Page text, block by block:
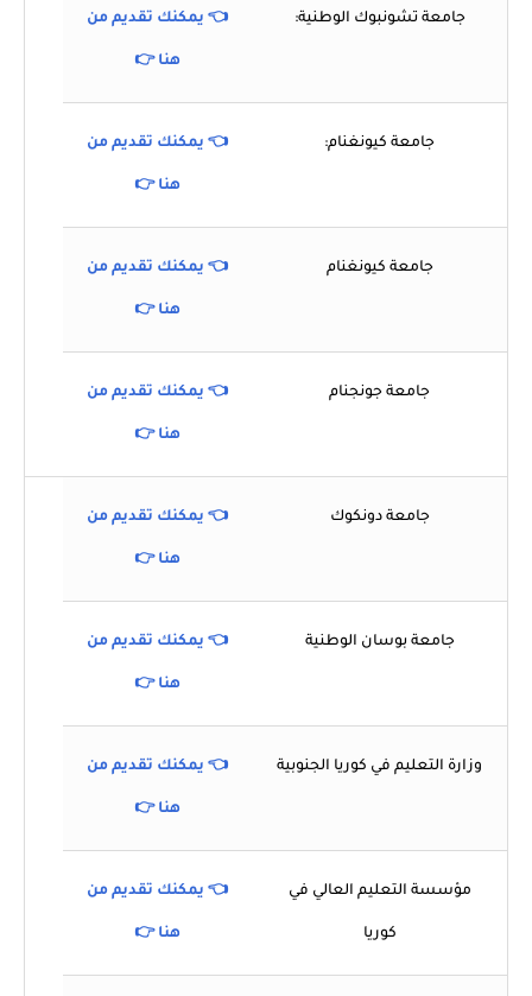
جامعة تشونبوك الوطنية: 👈 يمكنك تقديم من
هنا 👉
جامعة كيونغنام: 👈 يمكنك تقديم من
هنا 👉
جامعة كيونغنام 👈 يمكنك تقديم من
هنا 👉
جامعة جونجنام 👈 يمكنك تقديم من
هنا 👉
جامعة دونكوك 👈 يمكنك تقديم من
هنا 👉
جامعة بوسان الوطنية 👈 يمكنك تقديم من
هنا 👉
وزارة التعليم في كوريا الجنوبية 👈 يمكنك تقديم من
هنا 👉
مؤسسة التعليم العالي في
كوريا
👈 يمكنك تقديم من
هنا 👉